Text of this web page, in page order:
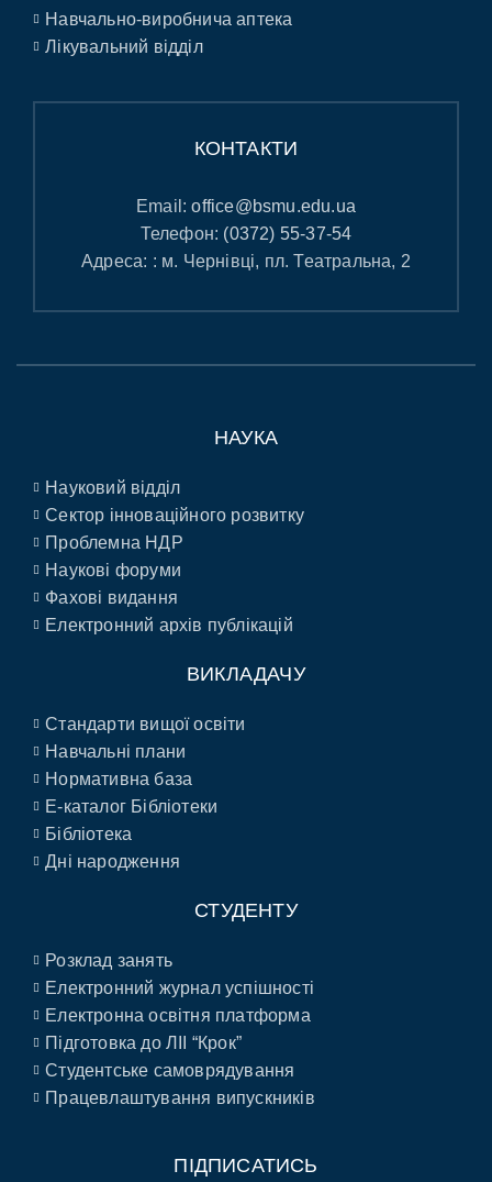
Навчально-виробнича аптека
Лікувальний відділ
КОНТАКТИ
Email:office@bsmu.edu.ua
Телефон: (0372) 55-37-54
Адреса: : м. Чернівці, пл. Театральна, 2
НАУКА
Науковий відділ
Сектор інноваційного розвитку
Проблемна НДР
Наукові форуми
Фахові видання
Електронний архів публікацій
ВИКЛАДАЧУ
Стандарти вищої освіти
Навчальні плани
Нормативна база
E-каталог Бібліотеки
Бібліотека
Дні народження
СТУДЕНТУ
Розклад занять
Електронний журнал успішності
Електронна освітня платформа
Підготовка до ЛІІ “Крок”
Студентське самоврядування
Працевлаштування випускників
ПІДПИСАТИСЬ